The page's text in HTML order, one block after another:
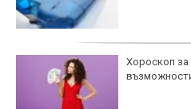
Хороскоп за